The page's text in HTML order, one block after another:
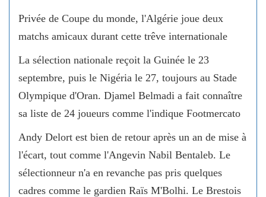
Privée de Coupe du monde, l'Algérie joue deux
matchs amicaux durant cette trêve internationale
La sélection nationale reçoit la Guinée le 23
septembre, puis le Nigéria le 27, toujours au Stade
Olympique d'Oran. Djamel Belmadi a fait connaître
sa liste de 24 joueurs comme l'indique Footmercato
Andy Delort est bien de retour après un an de mise à
l'écart, tout comme l'Angevin Nabil Bentaleb. Le
sélectionneur n'a en revanche pas pris quelques
cadres comme le gardien Raïs M'Bolhi. Le Brestois